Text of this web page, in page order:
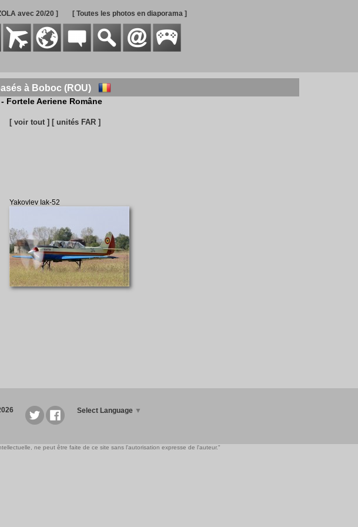
avec 20/20 ] [ Toutes les photos en diaporama ]
à Boboc (ROU)
Fortele Aeriene Române
[ voir tout ] [ unités FAR ]
Yakovlev Iak-52
Select Language ▼
ne peut être faite de ce site sans l'autorisation expresse de l'auteur."